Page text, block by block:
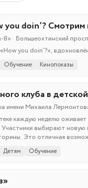
you doin’?
· Большеохтинский
you doin’?»,
Обучение Кинопоказы
клуба в
имени Михаила
каждую неделю
выбирают
Это отличная
Детям Обучение